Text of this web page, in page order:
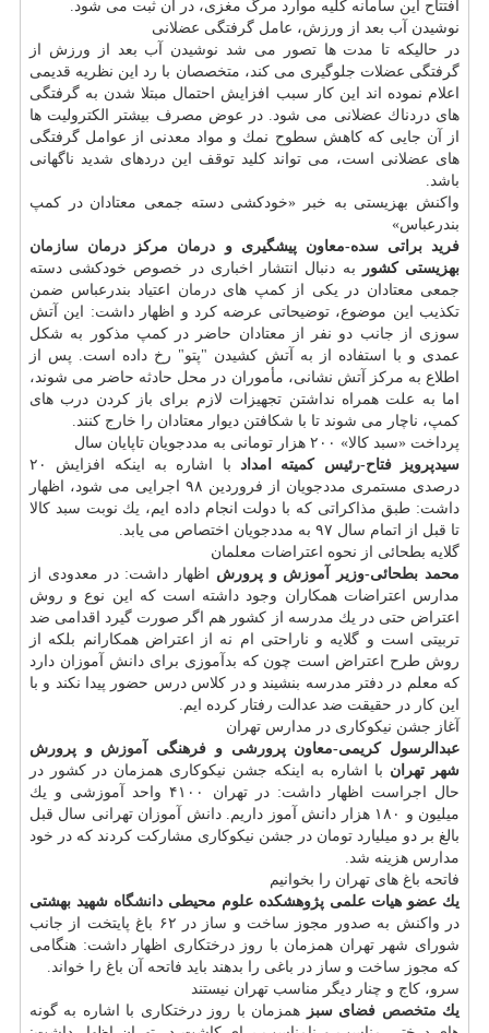
افتتاح این سامانه كلیه موارد مرگ مغزی، در آن ثبت می شود.
نوشیدن آب بعد از ورزش، عامل گرفتگی عضلانی
در حالیكه تا مدت ها تصور می شد نوشیدن آب بعد از ورزش از
گرفتگی عضلات جلوگیری می كند، متخصصان با رد این نظریه قدیمی
اعلام نموده اند این كار سبب افزایش احتمال مبتلا شدن به گرفتگی
های دردناك عضلانی می شود. در عوض مصرف بیشتر الكترولیت ها
از آن جایی كه كاهش سطوح نمك و مواد معدنی از عوامل گرفتگی
های عضلانی است، می تواند كلید توقف این دردهای شدید ناگهانی
باشد.
واكنش بهزیستی به خبر «خودكشی دسته جمعی معتادان در كمپ
بندرعباس»
فرید براتی سده-معاون پیشگیری و درمان مركز درمان سازمان
بهزیستی كشور
به دنبال انتشار اخباری در خصوص خودكشی دسته
جمعی معتادان در یكی از كمپ هایدرمان اعتیاد بندرعباس ضمن
تكذیب این موضوع، توضیحاتی عرضه كرد و اظهار داشت: این آتش
سوزی از جانب دو نفر از معتادان حاضر در كمپ مذكور به شكل
عمدی و با استفاده از به آتش كشیدن "پتو" رخ داده است. پس از
اطلاع به مركز آتش نشانی، مأموران در محل حادثه حاضر می شوند،
اما به علت همراه نداشتن تجهیزات لازم برای باز كردن درب های
كمپ، ناچار می شوند تا با شكافتن دیوار معتادان را خارج كنند.
پرداخت «سبد كالا» ۲۰۰ هزار تومانی به مددجویان تاپایان سال
سیدپرویز فتاح-رئیس كمیته امداد
با اشاره به اینكه افزایش ۲۰
درصدی مستمری مددجویان از فروردین ۹۸ اجرایی می شود، اظهار
داشت: طبق مذاكراتی كه با دولت انجام داده ایم، یك نوبت سبد كالا
تا قبل از اتمام سال ۹۷ به مددجویان اختصاص می یابد.
گلایه بطحائی از نحوه اعتراضات معلمان
محمد بطحائی-وزیر
آموزش و پرورش اظهار داشت: در معدودی از
مدارس اعتراضات همكاران وجود داشته است كه این نوع و روش
اعتراض حتی در یك مدرسه از كشور هم اگر صورت گیرد اقدامی ضد
تربیتی است و گلایه و ناراحتی ام نه از اعتراض همكارانم بلكه از
روش طرح اعتراض است چون كه بدآموزی برای دانش آموزان دارد
كه معلم در دفتر مدرسه بنشیند و در كلاس درس حضور پیدا نكند و با
این كار در حقیقت ضد عدالت رفتار كرده ایم.
آغاز جشن نیكوكاری در مدارس تهران
عبدالرسول كریمی-معاون پرورشی و فرهنگی
آموزش و پرورش
شهر تهران با اشاره به اینكه جشن نیكوكاری همزمان در كشور در
حال اجراست اظهار داشت: در تهران ۴۱۰۰ واحد آموزشی و یك
میلیون و ۱۸۰ هزار دانش آموز داریم. دانش آموزان تهرانی سال قبل
بالغ بر دو میلیارد تومان در جشن نیكوكاری مشاركت كردند كه در خود
مدارس هزینه شد.
فاتحه باغ های تهران را بخوانیم
یك عضو هیات علمی پژوهشكده علوم محیطی دانشگاه شهید بهشتی
در واكنش به صدور مجوز ساخت و ساز در ۶۲ باغ پایتخت از جانب
شورای شهر تهران همزمان با روز درختكاری اظهار داشت: هنگامی
كه مجوز ساخت و ساز در باغی را بدهند باید فاتحه آن باغ را خواند.
سرو، كاج و چنار دیگر مناسب تهران نیستند
یك متخصص فضای سبز
همزمان با روز درختكاری با اشاره به گونه